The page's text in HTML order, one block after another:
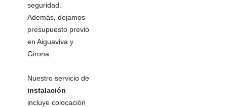
seguridad.
Además, dejamos
presupuesto previo
en Aiguaviva y
Girona.
Nuestro servicio de
instalación
incluye colocación